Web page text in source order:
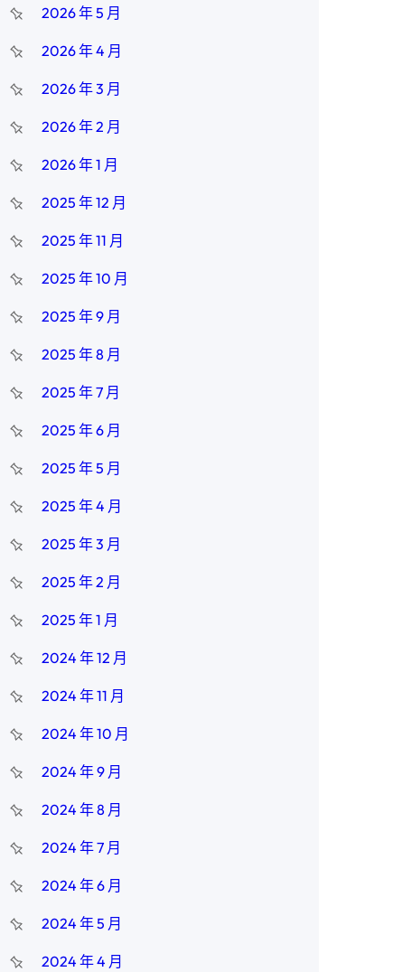
2026 年 5 月
2026 年 4 月
2026 年 3 月
2026 年 2 月
2026 年 1 月
2025 年 12 月
2025 年 11 月
2025 年 10 月
2025 年 9 月
2025 年 8 月
2025 年 7 月
2025 年 6 月
2025 年 5 月
2025 年 4 月
2025 年 3 月
2025 年 2 月
2025 年 1 月
2024 年 12 月
2024 年 11 月
2024 年 10 月
2024 年 9 月
2024 年 8 月
2024 年 7 月
2024 年 6 月
2024 年 5 月
2024 年 4 月